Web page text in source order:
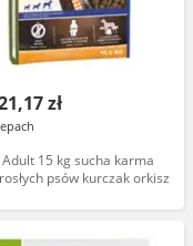
zł
Adult 15 kg sucha karma
psów kurczak orkisz